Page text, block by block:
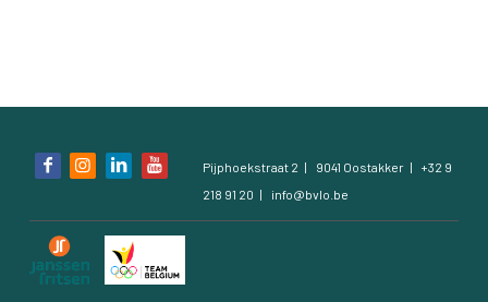
Bezoek
social
media
pagina's:
Pijphoekstraat 2 9041 Oostakker
+32 9
218 91 20
info@bvlo.be